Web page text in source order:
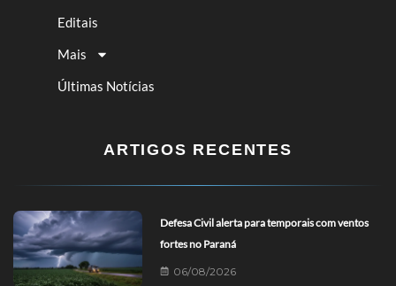
Editais
Mais
Últimas Notícias
ARTIGOS RECENTES
Defesa Civil alerta para temporais com ventos
fortes no Paraná
06/08/2026